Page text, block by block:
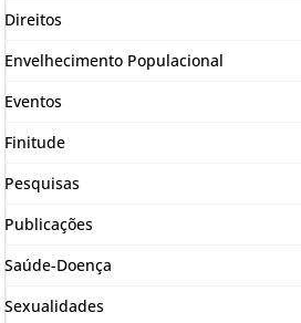
Direitos
Envelhecimento Populacional
Eventos
Finitude
Pesquisas
Publicações
Saúde-Doença
Sexualidades